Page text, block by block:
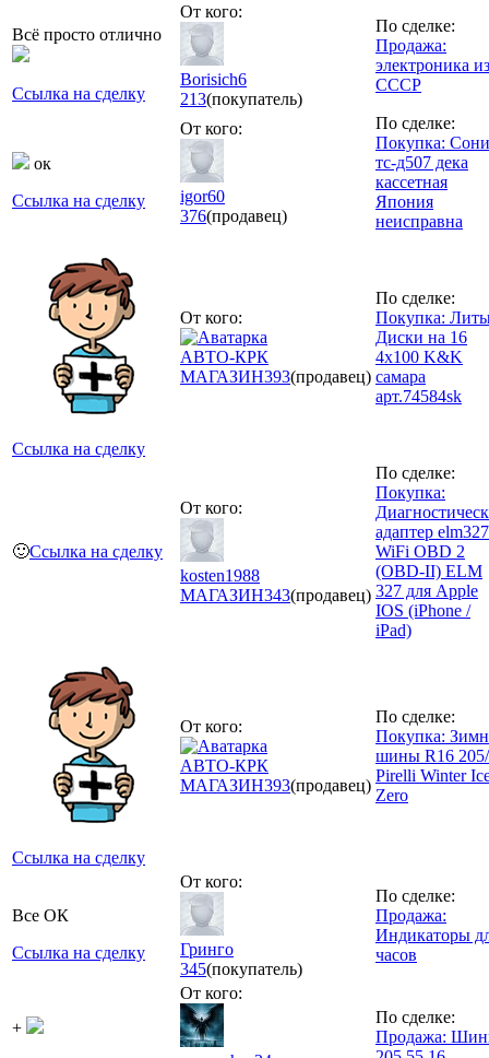
Всё просто отлично
Ссылка на сделку
От кого:
Borisich6
213(покупатель)
По сделке:
Продажа:
электроника из
СССР
ок
Ссылка на сделку
От кого:
igor60
376(продавец)
По сделке:
Покупка: Сони
тс-д507 дека
кассетная
Япония
неисправна
Ссылка на сделку
От кого:
АВТО-КРК
МАГАЗИН393(продавец)
По сделке:
Покупка:
Диски на 16
4x100 K&K
самара
арт.74584sk
🙂Ссылка на сделку
От кого:
kosten1988
МАГАЗИН343(продавец)
По сделке:
Покупка:
адаптер elm327
WiFi OBD 2
(OBD-II) ELM
327 для Apple
IOS (iPhone /
iPad)
Ссылка на сделку
От кого:
АВТО-КРК
МАГАЗИН393(продавец)
По сделке:
Покупка:
шины R16
Pirelli Winter
Zero
Все ОК
Ссылка на сделку
От кого:
Гринго
345(покупатель)
По сделке:
Продажа:
Индикаторы
часов
+
От кого:
По сделке:
Продажа: